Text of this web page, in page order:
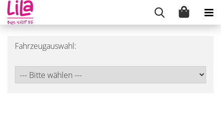
Fahrzeugauswahl: